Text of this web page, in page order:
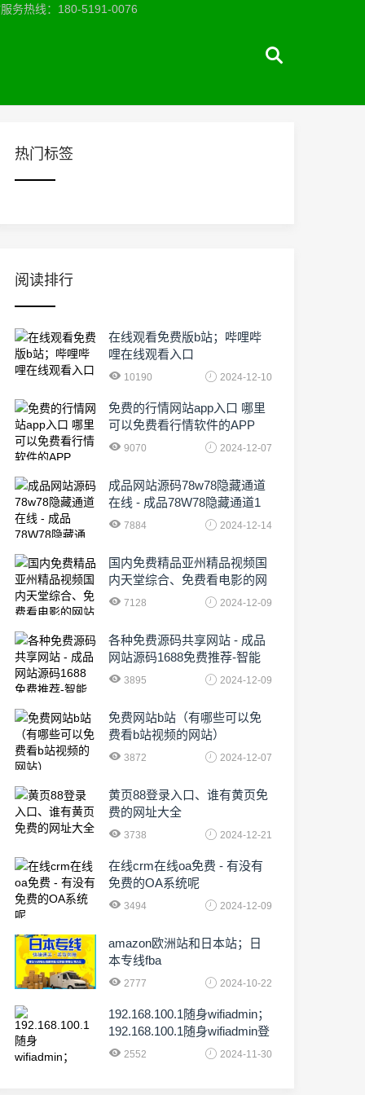
务热线：180-5191-0076
热门标签
阅读排行
在线观看免费版b站；哔哩哔
哩在线观看入口
10190 2024-12-10
免费的行情网站app入口 哪里
可以免费看行情软件的APP
9070 2024-12-07
成品网站源码78w78隐藏通道
在线 - 成品78W78隐藏通道1
农业数字化,为乡村振兴注入新
7884 2024-12-14
国内免费精品亚州精品视频国
内天堂综合、免费看电影的网
站有哪些啊
7128 2024-12-09
各种免费源码共享网站 - 成品
网站源码1688免费推荐-智能
化时代的挑战与机遇!
3895 2024-12-09
免费网站b站（有哪些可以免
费看b站视频的网站）
3872 2024-12-07
黄页88登录入口、谁有黄页免
费的网址大全
3738 2024-12-21
在线crm在线oa免费 - 有没有
免费的OA系统呢
3494 2024-12-09
amazon欧洲站和日本站；日
本专线fba
2777 2024-10-22
192.168.100.1随身wifiadmin；
192.168.100.1随身wifiadmin登
录器2552 2024-11-30